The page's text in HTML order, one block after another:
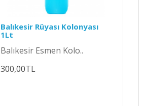
Balıkesir Rüyası Kolonyası
1Lt
Balıkesir Esmen Kolo..
300,00TL